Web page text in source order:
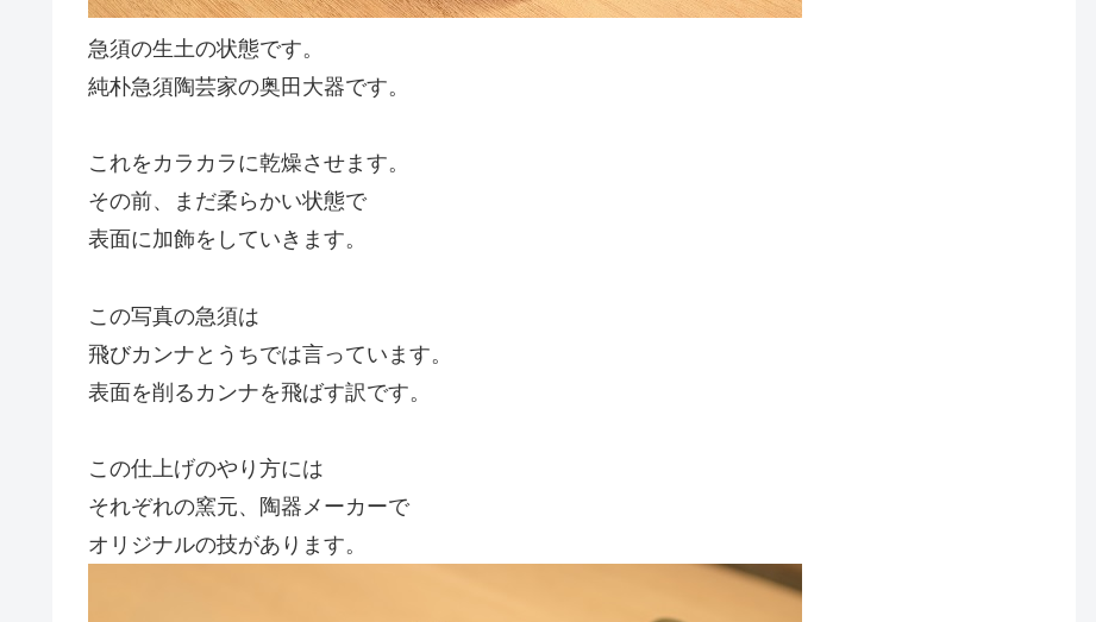
急須の生土の状態です。
純朴急須陶芸家の奥田大器です。
これをカラカラに乾燥させます。
その前、まだ柔らかい状態で
表面に加飾をしていきます。
この写真の急須は
飛びカンナとうちでは言っています。
表面を削るカンナを飛ばす訳です。
この仕上げのやり方には
それぞれの窯元、陶器メーカーで
オリジナルの技があります。